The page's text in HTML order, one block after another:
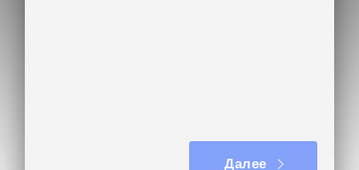
Далее